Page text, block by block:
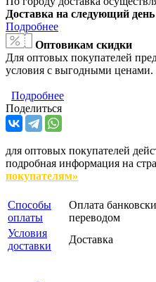
Доставка на следующий
Подробнее
Оптовикам скидки
Для оптовых покупателей
условия с выгодными ценами.
Подробнее
Поделиться
для оптовых покупателей
подробная информация на
покупателям»
Способы
оплаты
Оплата
переводом
Условия
доставки
Доставка